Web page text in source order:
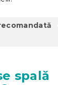
spală